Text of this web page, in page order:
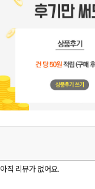
아직 리뷰가 없어요.